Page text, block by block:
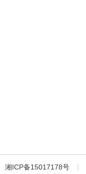
湘ICP备15017178号 |